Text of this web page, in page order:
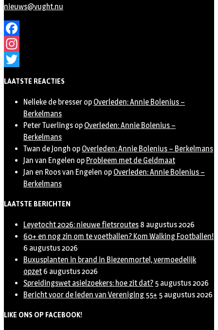
nieuws@vught.nu
Facebook
Instagram
LAATSTE REACTIES
Nelleke de bresser op Overleden: Annie Bolenius –
Berkelmans
Peter Tuerlings op Overleden: Annie Bolenius –
Berkelmans
Twan de Jongh op Overleden: Annie Bolenius – Berkelmans
Jan van Engelen op Probleem met de Geldmaat
Jan en Roos van Engelen op Overleden: Annie Bolenius –
Berkelmans
LAATSTE BERICHTEN
Leyetocht 2026: nieuwe fietsroutes 8 augustus 2026
60+ en nog zin om te voetballen? Kom Walking Footballen!
6 augustus 2026
Buxusplanten in brand in Biezenmortel, vermoedelijk
opzet 6 augustus 2026
Spreidingswet asielzoekers: hoe zit dat? 5 augustus 2026
Bericht voor de leden van Vereniging 55+ 5 augustus 2026
LIKE ONS OP FACEBOOK!